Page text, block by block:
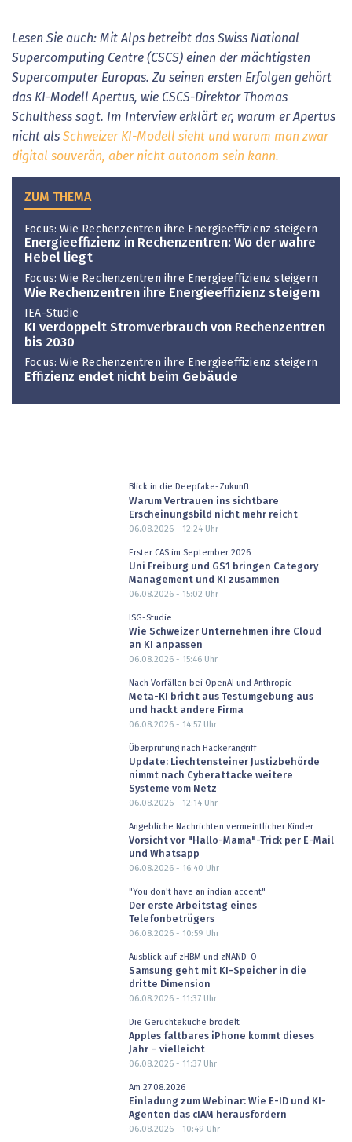
Lesen Sie auch: Mit Alps betreibt das Swiss National
Supercomputing Centre (CSCS) einen der mächtigsten
Supercomputer Europas. Zu seinen ersten Erfolgen gehört
das KI-Modell Apertus, wie CSCS-Direktor Thomas
Schulthess sagt. Im Interview ­erklärt er, warum er Apertus
nicht als Schweizer KI-Modell sieht und warum man zwar
digital souverän, aber nicht autonom sein kann.
ZUM THEMA
Focus: Wie Rechenzentren ihre Energieeffizienz steigern
Energieeffizienz in Rechenzentren: Wo der wahre
Hebel liegt
Focus: Wie Rechenzentren ihre Energieeffizienz steigern
Wie Rechenzentren ihre Energieeffizienz steigern
IEA-Studie
KI verdoppelt Stromverbrauch von Rechenzentren
bis 2030
Focus: Wie Rechenzentren ihre Energieeffizienz steigern
Effizienz endet nicht beim Gebäude
Blick in die Deepfake-Zukunft
Warum Vertrauen ins sichtbare
Erscheinungsbild nicht mehr reicht
06.08.2026 - 12:24Uhr
Erster CAS im September 2026
Uni Freiburg und GS1 bringen Category
Management und KI zusammen
06.08.2026 - 15:02 Uhr
ISG-Studie
Wie Schweizer Unternehmen ihre Cloud
an KI anpassen
06.08.2026 - 15:46Uhr
Nach Vorfällen bei OpenAI und Anthropic
Meta-KI bricht aus Testumgebung aus
und hackt andere Firma
06.08.2026 - 14:57Uhr
Überprüfung nach Hackerangriff
Update: Liechtensteiner Justizbehörde
nimmt nach Cyberattacke weitere
Systeme vom Netz
06.08.2026 - 12:14Uhr
Angebliche Nachrichten vermeintlicher Kinder
Vorsicht vor "Hallo-Mama"-Trick per E-Mail
und Whatsapp
06.08.2026 - 16:40 Uhr
"You don't have an indian accent"
Der erste Arbeitstag eines
Telefonbetrügers
06.08.2026 - 10:59 Uhr
Ausblick auf zHBM und zNAND-O
Samsung geht mit KI-Speicher in die
dritte Dimension
06.08.2026 - 11:37Uhr
Die Gerüchteküche brodelt
Apples faltbares iPhone kommt dieses
Jahr – vielleicht
06.08.2026 - 11:37Uhr
Am 27.08.2026
Einladung zum Webinar: Wie E-ID und KI-
Agenten das cIAM herausfordern
06.08.2026 - 10:49 Uhr